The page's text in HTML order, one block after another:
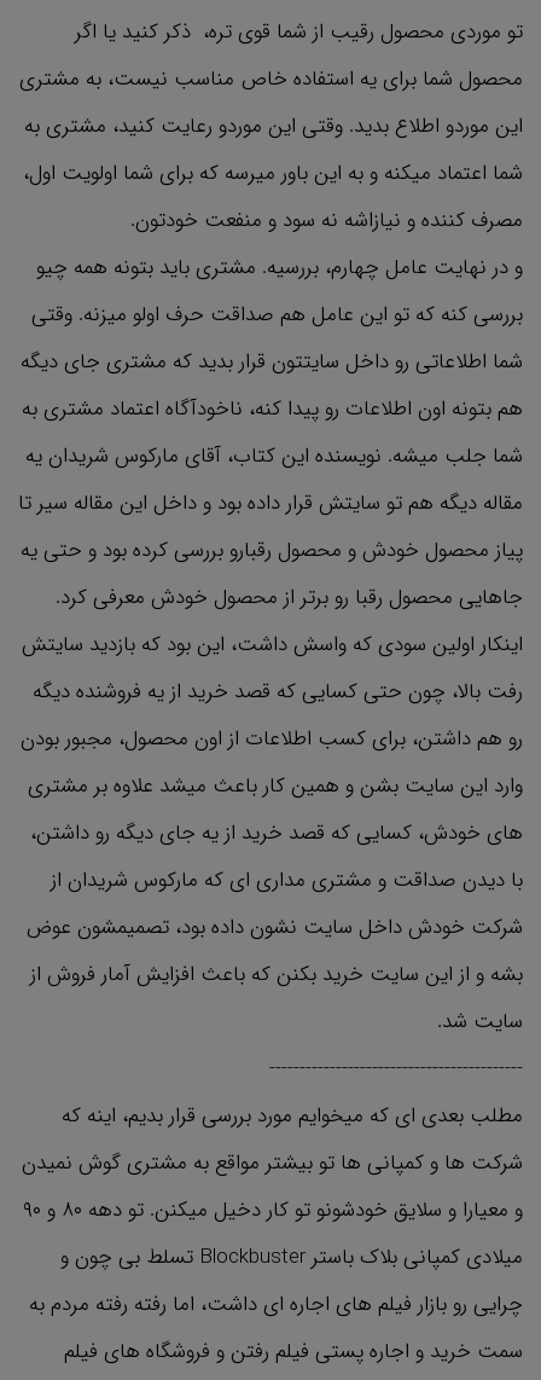
تو موردی محصول رقیب از شما قوی تره، ذکر کنید یا اگر
محصول شما برای یه استفاده خاص مناسب نیست، به مشتری
این موردو اطلاع بدید. وقتی این موردو رعایت کنید، مشتری به
شما اعتماد میکنه و به این باور میرسه که برای شما اولویت اول،
مصرف کننده و نیازاشه نه سود و منفعت خودتون.
و در نهایت عامل چهارم، بررسیه. مشتری باید بتونه همه چیو
بررسی کنه که تو این عامل هم صداقت حرف اولو میزنه. وقتی
شما اطلاعاتی رو داخل سایتتون قرار بدید که مشتری جای دیگه
هم بتونه اون اطلاعات رو پیدا کنه، ناخودآگاه اعتماد مشتری به
شما جلب میشه. نویسنده این کتاب، آقای مارکوس شریدان یه
مقاله دیگه هم تو سایتش قرار داده بود و داخل این مقاله سیر تا
پیاز محصول خودش و محصول رقبارو بررسی کرده بود و حتی یه
جاهایی محصول رقبا رو برتر از محصول خودش معرفی کرد.
اینکار اولین سودی که واسش داشت، این بود که بازدید سایتش
رفت بالا، چون حتی کسایی که قصد خرید از یه فروشنده دیگه
رو هم داشتن، برای کسب اطلاعات از اون محصول، مجبور بودن
وارد این سایت بشن و همین کار باعث میشد علاوه بر مشتری
های خودش، کسایی که قصد خرید از یه جای دیگه رو داشتن،
با دیدن صداقت و مشتری مداری ای که مارکوس شریدان از
شرکت خودش داخل سایت نشون داده بود، تصمیمشون عوض
بشه و از این سایت خرید بکنن که باعث افزایش آمار فروش از
سایت شد.
------------------------------------------
مطلب بعدی ای که میخوایم مورد بررسی قرار بدیم، اینه که
شرکت ها و کمپانی ها تو بیشتر مواقع به مشتری گوش نمیدن
و معیارا و سلایق خودشونو تو کار دخیل میکنن. تو دهه ۸۰ و ۹۰
میلادی کمپانی بلاک باستر Blockbuster تسلط بی چون و
چرایی رو بازار فیلم های اجاره ای داشت، اما رفته رفته مردم به
سمت خرید و اجاره پستی فیلم رفتن و فروشگاه های فیلم